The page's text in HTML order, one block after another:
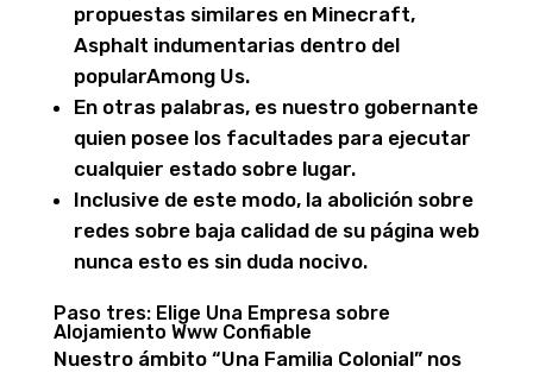
propuestas similares en Minecraft,
Asphalt indumentarias dentro del
popularAmong Us.
En otras palabras, es nuestro gobernante
quien posee los facultades para ejecutar
cualquier estado sobre lugar.
Inclusive de este modo, la abolición sobre
redes sobre baja calidad de su página web
nunca esto es sin duda nocivo.
Paso tres: Elige Una Empresa sobre
Alojamiento Www Confiable
Nuestro ámbito “Una Familia Colonial” nos